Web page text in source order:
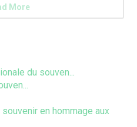
More
du souven...